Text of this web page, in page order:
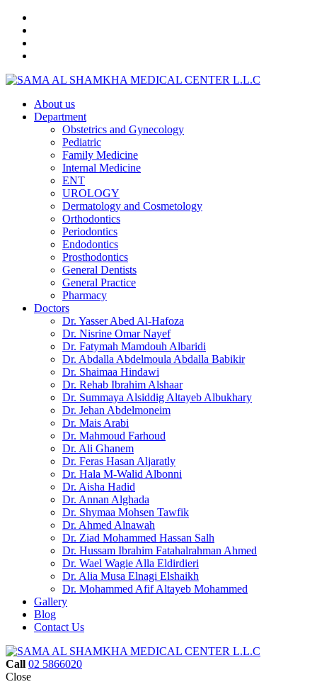
About us
Department
Obstetrics and Gynecology
Pediatric
Family Medicine
Internal Medicine
ENT
UROLOGY
Dermatology and Cosmetology
Orthodontics
Periodontics
Endodontics
Prosthodontics
General Dentists
General Practice
Pharmacy
Doctors
Dr. Yasser Abed Al-Hafoza
Dr. Nisrine Omar Nayef
Dr. Fatymah Mamdouh Albaridi
Dr. Abdalla Abdelmoula Abdalla Babikir
Dr. Shaimaa Hindawi
Dr. Rehab Ibrahim Alshaar
Dr. Summaya Alsiddig Altayeb Albukhary
Dr. Jehan Abdelmoneim
Dr. Mais Arabi
Dr. Mahmoud Farhoud
Dr. Ali Ghanem
Dr. Feras Hasan Aljaratly
Dr. Hala M-Walid Albonni
Dr. Aisha Hadid
Dr. Annan Alghada
Dr. Shymaa Mohsen Tawfik
Dr. Ahmed Alnawah
Dr. Ziad Mohammed Hassan Salh
Dr. Hussam Ibrahim Fatahalrahman Ahmed
Dr. Wael Wagie Alla Eldirdieri
Dr. Alia Musa Elnagi Elshaikh
Dr. Mohammed Afif Altayeb Mohammed
Gallery
Blog
Contact Us
Call 02 5866020
Close